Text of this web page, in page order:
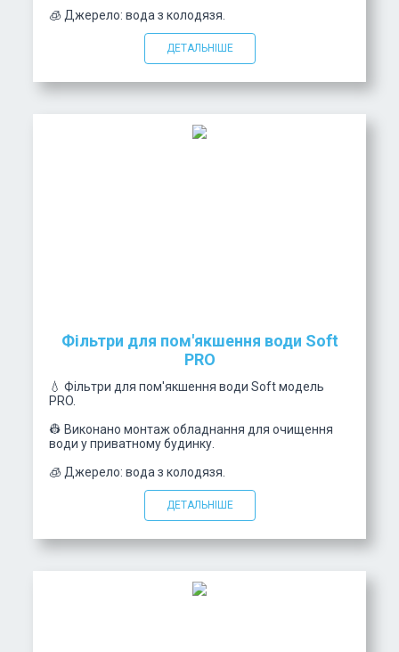
🧊 Джерело: вода з колодязя.
ДЕТАЛЬНІШЕ
Фільтри для пом'якшення води Soft
PRO
💧 Фільтри для пом'якшення води Soft модель
PRO.
👷 Виконано монтаж обладнання для очищення
води у приватному будинку.
🧊 Джерело: вода з колодязя.
ДЕТАЛЬНІШЕ